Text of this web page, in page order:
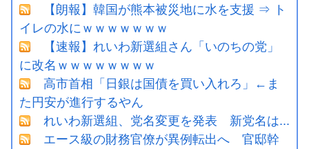
【朗報】韓国が熊本被災地に水を支援 ⇒ ト
イレの水にｗｗｗｗｗｗｗ
【速報】れいわ新選組さん「いのちの党」
に改名ｗｗｗｗｗｗｗｗ
高市首相「日銀は国債を買い入れろ」←ま
た円安が進行するやん
れいわ新選組、党名変更を発表 新党名は...
エース級の財務官僚が異例転出へ 官邸幹